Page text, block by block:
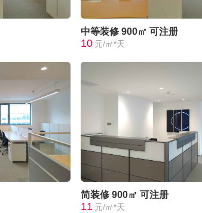
中等装修 900㎡ 可注册
10 元/㎡*天
简装修 900㎡ 可注册
11 元/㎡*天